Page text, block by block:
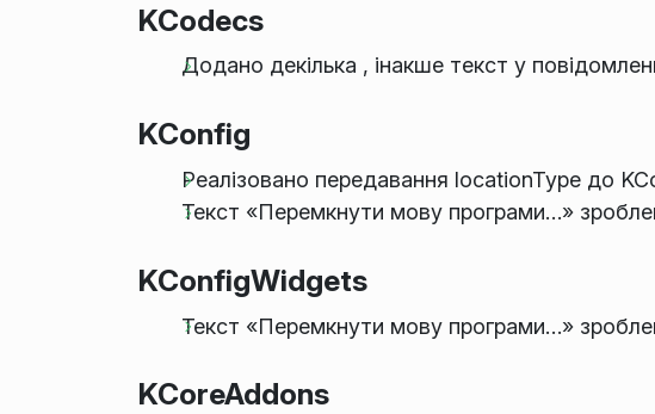
KCodecs
Додано декілька , інакше текст у
KConfig
Реалізовано передавання locationType до
Текст «Перемкнути мову програми…»
KConfigWidgets
Текст «Перемкнути мову програми…»
KCoreAddons